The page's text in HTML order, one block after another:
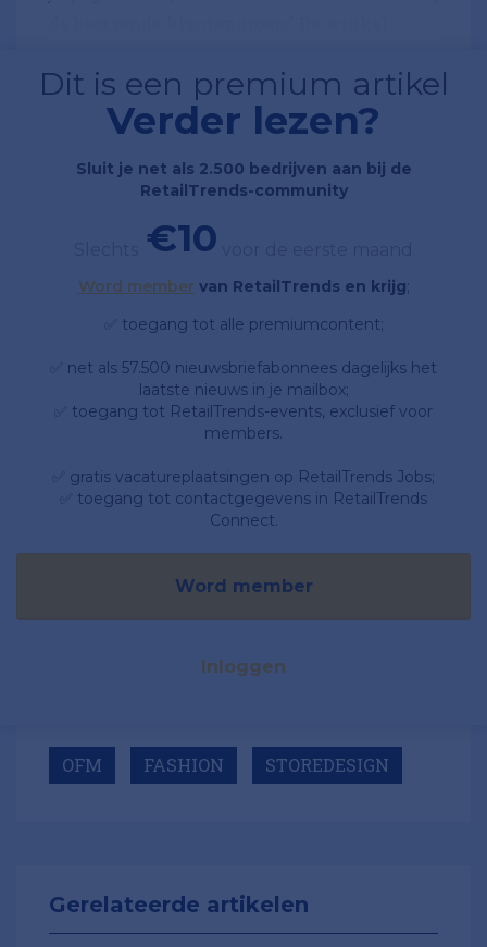
Dit is een premium artikel
Verder lezen?
Sluit je net als 2.500 bedrijven aan bij de
RetailTrends-community
€10
Word member van RetailTrends en krijg;
✅ toegang tot alle premiumcontent;
✅ net als 57.500 nieuwsbriefabonnees dagelijks het
laatste nieuws in je mailbox;
✅ toegang tot RetailTrends-events, exclusief voor
members.
✅ gratis vacatureplaatsingen op RetailTrends Jobs;
✅ toegang tot contactgegevens in RetailTrends
Connect.
Word member
Inloggen
OFM FASHION STOREDESIGN
Gerelateerde artikelen